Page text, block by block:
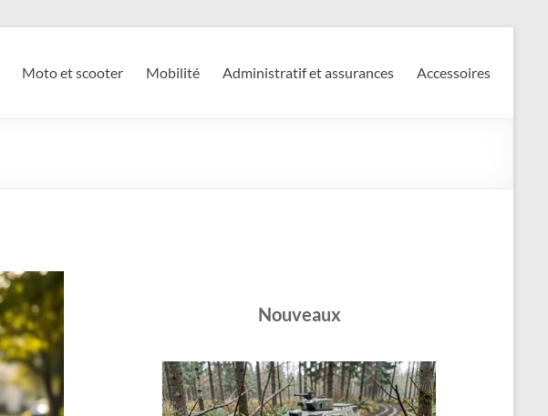
Moto et scooter Mobilité Administratif et assurances Accessoires
Nouveaux